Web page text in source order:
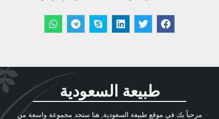
طبيعة السعودية
مرحباً بك في موقع طبيعة السعودية, هنا ستجد مجموعة واسعة من